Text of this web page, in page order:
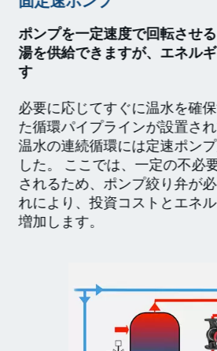
ポンプを一定速度で回転させ
湯を供給できますが、エネル
す
必要に応じてすぐに温水を確
た循環パイプラインが設置され
温水の連続循環には定速ポン
した。 ここでは、一定の不必
されるため、ポンプ絞り弁が
れにより、投資コストとエネ
増加します。